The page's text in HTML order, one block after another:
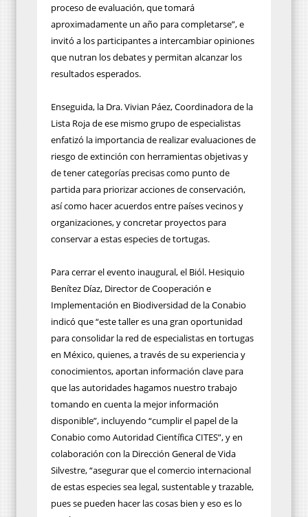
proceso de evaluación, que tomará
aproximadamente un año para completarse”, e
invitó a los participantes a intercambiar opiniones
que nutran los debates y permitan alcanzar los
resultados esperados.
Enseguida, la Dra. Vivian Páez, Coordinadora de la
Lista Roja de ese mismo grupo de especialistas
enfatizó la importancia de realizar evaluaciones de
riesgo de extinción con herramientas objetivas y
de tener categorías precisas como punto de
partida para priorizar acciones de conservación,
así como hacer acuerdos entre países vecinos y
organizaciones, y concretar proyectos para
conservar a estas especies de tortugas.
Para cerrar el evento inaugural, el Biól. Hesiquio
Benítez Díaz, Director de Cooperación e
Implementación en Biodiversidad de la Conabio
indicó que “este taller es una gran oportunidad
para consolidar la red de especialistas en tortugas
en México, quienes, a través de su experiencia y
conocimientos, aportan información clave para
que las autoridades hagamos nuestro trabajo
tomando en cuenta la mejor información
disponible”, incluyendo “cumplir el papel de la
Conabio como Autoridad Científica CITES”, y en
colaboración con la Dirección General de Vida
Silvestre, “asegurar que el comercio internacional
de estas especies sea legal, sustentable y trazable,
pues se pueden hacer las cosas bien y eso es lo